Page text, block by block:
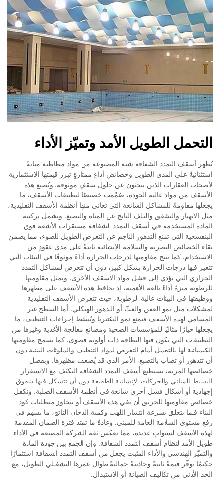
التحمل الطويل الأمد وتميّز الأداء
تُظهر أسقف التمدد الشفافة شبه المصنوعة من مواد مطاطية متانةً
استثنائيةً على المدى الطويل وخصائص أداءٍ ممتازةٍ تبرر قيمتها الاستثمارية
لأصحاب العقارات الذين يبحثون عن حلول سقفٍ موثوقة. وتُصنع هذه
الأسقف من مواد عالية الجودة، صُمِّمت خصيصًا لتطبيقات الأسقف، ما
يجعلها مقاومةً للمشاكل الشائعة التي تعاني منها أنظمة الأسقف التقليدية،
مثل الانهيار والتشقق والتلف الناتج عن المياه والتصبغ. وتشمل تركيبة
المادة المستخدمة في أسقف التمدد الشفافة مستقرات الأشعة فوق
البنفسجية التي تمنع التدهور الناجم عن التعرض الطويل للضوء، مما يضمن
بقاء الخصائص البصرية والسلامة الإنشائية ثابتةً على مدى عقودٍ من
الاستخدام. كما تتيح مقاومتها لدرجات الحرارة أداءً موثوقًا في البيئات التي
تتغير فيها درجات الحرارة بشكل كبير، دون أن تتعرض لمشاكل التمدد
الحراري التي تؤدي إلى فشل مواد الأسقف الأخرى. وتمثل مقاومتها
للرطوبة ميزةً أداءً بالغة الأهمية، إذ تحافظ هذه الأسقف على مظهرها
ووظيفتها في البيئات عالية الرطوبة، حيث تتعرض الأسقف التقليدية
لمشكلات مثل نمو العفن والعثّ أو التدهور الهيكلي. أما السطح غير
المسامي لهذه الأسقف فيمنع نمو البكتيريا ويُبسّط إجراءات التنظيف، ما
يجعلها خيارًا مثاليًا للمؤسسات الصحية ومصانع معالجة الأغذية وغيرها من
التطبيقات التي تكون فيها النظافة ذات أولوية قصوى. كما تسمح مقاومتها
الكيميائية لها بالتحمل أمام التعرض لمواد التنظيف والملوثات البيئية دون
أن تتدهور أو تصاب بالتصبغ، الأمر الذي قد يُضعف مظهرها. وبفضل
خصائصها المرنة، تستطيع أسقف التمدد الشفافة التكيّف مع الاستقرار
البسيط للمباني والحركات الإنشائية الطفيفة دون أن تتشكل فيها شقوق
إجهادية أو أشكال فشل أخرى شائعة في أنظمة الأسقف الصلبة. وتكفل
خصائص مقاومتها للحريق أن تفي هذه الأسقف أو تتجاوز متطلبات كود
البناء فيما يتعلق بسرعة انتشار اللهب وكمية الدخان الناتج، ما يسهم في
رفع مستوى السلامة العامة للمبنى. وعادةً ما تمتد فترة الضمان المقدمة
لهذه الأسقف لسنواتٍ عديدة، مما يعكس ثقة الشركة المصنعة في الأداء
طويل الأمد لنظام أسقف التمدد الشفافة. وإن الجمع بين جودة المادة
والتميّز الهندسي والأداء المثبت يجعل من أسقف التمدد الشفافة استثمارًا
حكيمًا يوفّر قيمةً ثابتةً وجاذبيةً جماليةً طوال عمرها التشغيلي الطويل، مع
الحد الأدنى من تكاليف الصيانة أو الاستبدال.